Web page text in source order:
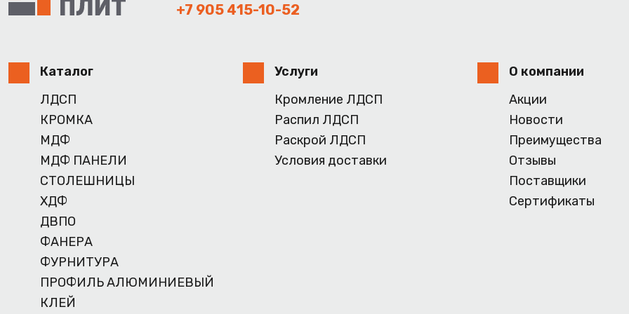
+7 905 415-10-52
Каталог
ЛДСП
КРОМКА
МДФ
МДФ ПАНЕЛИ
СТОЛЕШНИЦЫ
ХДФ
ДВПО
ФАНЕРА
ФУРНИТУРА
ПРОФИЛЬ АЛЮМИНИЕВЫЙ
КЛЕЙ
Услуги
Кромление ЛДСП
Распил ЛДСП
Раскрой ЛДСП
Условия доставки
О компании
Акции
Новости
Преимущества
Отзывы
Поставщики
Сертификаты